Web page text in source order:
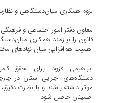
لزوم همکاری میان‌دستگاهی و
معاون دفتر امور اجتماعی و
قانون را نیازمند همکاری
اهمیت هم‌افزایی میان نهادهای
ابراهیمی افزود: برای تحقق
دستگاه‌های اجرایی استان در
مؤثر داشته باشند و با نظارت
اطمینان حاصل شود.